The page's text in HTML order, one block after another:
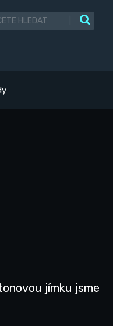
jímku jsme